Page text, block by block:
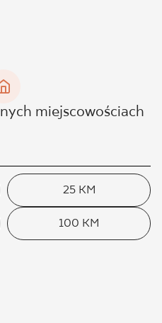
miejscowościach
25 KM
100 KM